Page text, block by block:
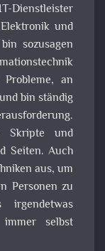
Dienstleister
und
sozusagen
an
bin ständig
Skripte und
Seiten. Auch
aus, um
Personen zu
selbst